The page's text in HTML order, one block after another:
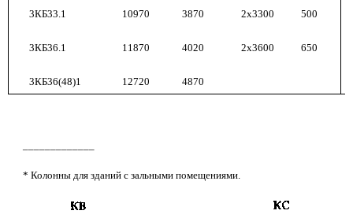
3КБ33.1 10970 3870 2x3300 500
3КБ36.1 11870 4020 2x3600 650
3КБ36(48)1 12720 4870
* Колонны для зданий с зальными помещениями.